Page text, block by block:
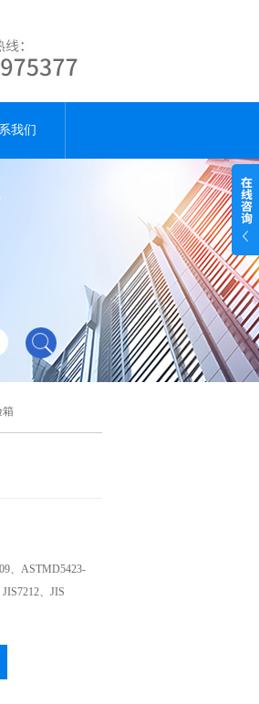
我们
箱
、ASTMD5423-
、JIS